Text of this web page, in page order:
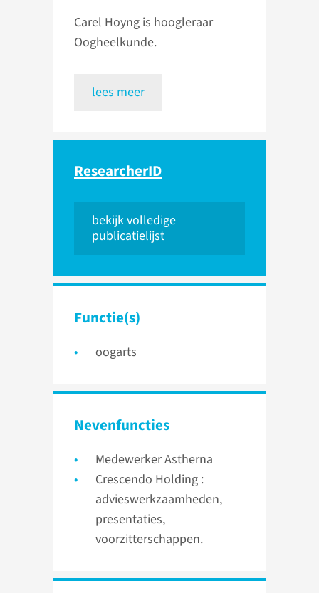
Carel Hoyng is hoogleraar
Oogheelkunde.
lees meer
ResearcherID
bekijk volledige
publicatielijst
Functie(s)
oogarts
Nevenfuncties
Medewerker Astherna
Crescendo Holding :
advieswerkzaamheden,
presentaties,
voorzitterschappen.